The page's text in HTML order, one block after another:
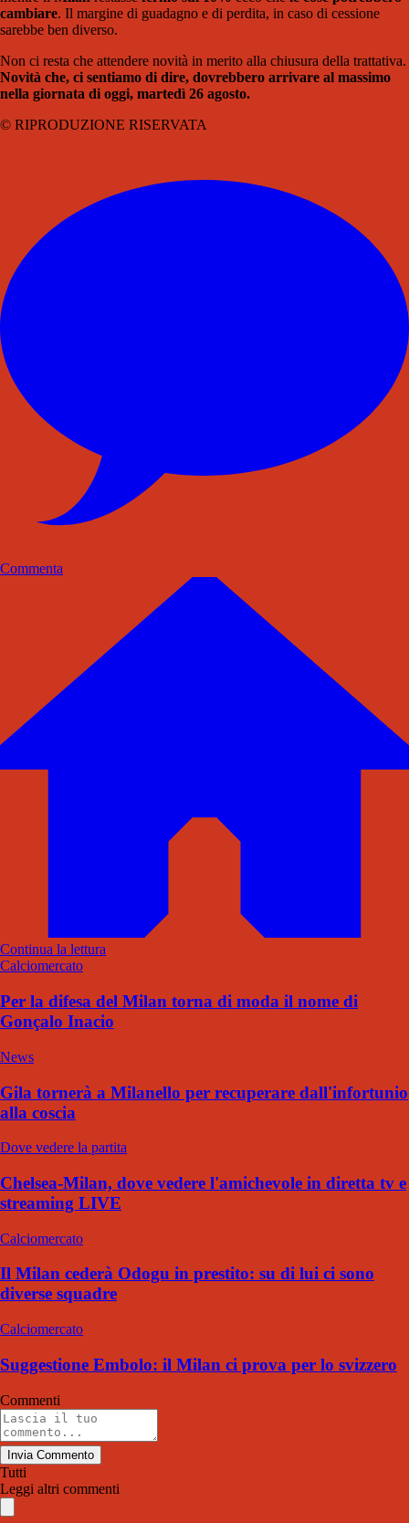
cambiare. Il margine di guadagno e di perdita, in caso di cessione
sarebbe ben diverso.
Non ci resta che attendere novità in merito alla chiusura della trattativa.
Novità che, ci sentiamo di dire, dovrebbero arrivare al massimo
nella giornata di oggi, martedì 26 agosto.
© RIPRODUZIONE RISERVATA
Commenta
Continua la lettura
Calciomercato
Per la difesa del Milan torna di moda il nome di
Gonçalo Inacio
News
Gila tornerà a Milanello per recuperare dall'infortunio
alla coscia
Dove vedere la partita
Chelsea-Milan, dove vedere l'amichevole in diretta tv e
streaming LIVE
Calciomercato
Il Milan cederà Odogu in prestito: su di lui ci sono
diverse squadre
Calciomercato
Suggestione Embolo: il Milan ci prova per lo svizzero
Commenti
Invia Commento
Tutti
Leggi altri commenti